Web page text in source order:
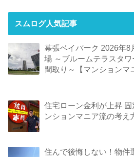
スムログ人気記事
幕張ベイパーク 2026年8
場 ～ブルームテラスタ
間取り～【マンションマ
住宅ローン金利が上昇
ンションマニア流の考え
住んで後悔しない！物件